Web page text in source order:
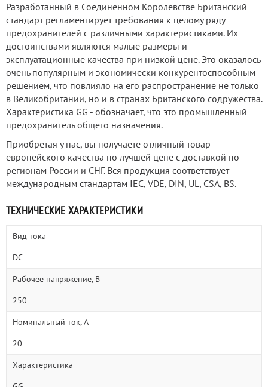
Разработанный в Соединенном Королевстве Британский
стандарт регламентирует требования к целому ряду
предохранителей с различными характеристиками. Их
достоинствами являются малые размеры и
эксплуатационные качества при низкой цене. Это оказалось
очень популярным и экономически конкурентоспособным
решением, что повлияло на его распространение не только
в Великобритании, но и в странах Британского содружества.
Характеристика GG - обозначает, что это промышленный
предохранитель общего назначения.
Приобретая у нас, вы получаете отличный товар
европейского качества по лучшей цене с доставкой по
регионам России и СНГ. Вся продукция соответствует
международным стандартам IEC, VDE, DIN, UL, CSA, BS.
ТЕХНИЧЕСКИЕ ХАРАКТЕРИСТИКИ
Вид тока
DC
Рабочее напряжение, В
250
Номинальный ток, А
20
Характеристика